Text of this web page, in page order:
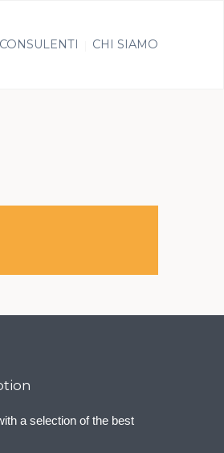
CONSULENTI CHI SIAMO
a selection of the best